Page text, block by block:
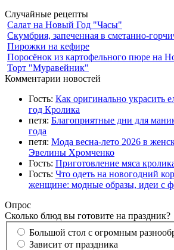
Случайные рецепты
Салат на Новый Год "Часы"
Скумбрия, запеченная в сметанно-
Пирожки на кефире
Поросёнок из картофельного пюре на
Торт "Муравейник"
Комментарии новостей
Гость: Как оригинально украсить
год Кролика
петя: Благоприятные дни для
года
петя: Мода весна-лето 2026 в
Эвелины Хромченко
Гость: Приготовление мяса
Гость: Что одеть на новогодний
женщине: модные образы, идеи с
Опрос
Сколько блюд вы готовите на праздник?
Большой стол с огромным
Зависит от праздника